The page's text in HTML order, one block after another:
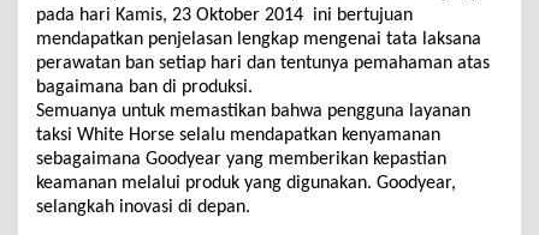
pada hari Kamis, 23 Oktober 2014 ini bertujuan
mendapatkan penjelasan lengkap mengenai tata laksana
perawatan ban setiap hari dan tentunya pemahaman atas
bagaimana ban di produksi.
Semuanya untuk memastikan bahwa pengguna layanan
taksi White Horse selalu mendapatkan kenyamanan
sebagaimana Goodyear yang memberikan kepastian
keamanan melalui produk yang digunakan. Goodyear,
selangkah inovasi di depan.